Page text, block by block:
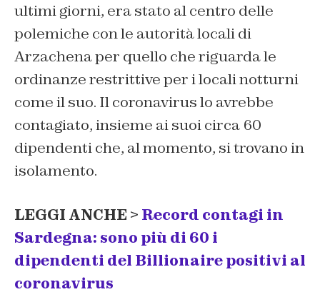
ultimi giorni, era stato al centro delle
polemiche con le autorità locali di
Arzachena per quello che riguarda le
ordinanze restrittive per i locali notturni
come il suo. Il coronavirus lo avrebbe
contagiato, insieme ai suoi circa 60
dipendenti che, al momento, si trovano in
isolamento.
LEGGI ANCHE > Record contagi in
Sardegna: sono più di 60 i
dipendenti del Billionaire positivi al
coronavirus